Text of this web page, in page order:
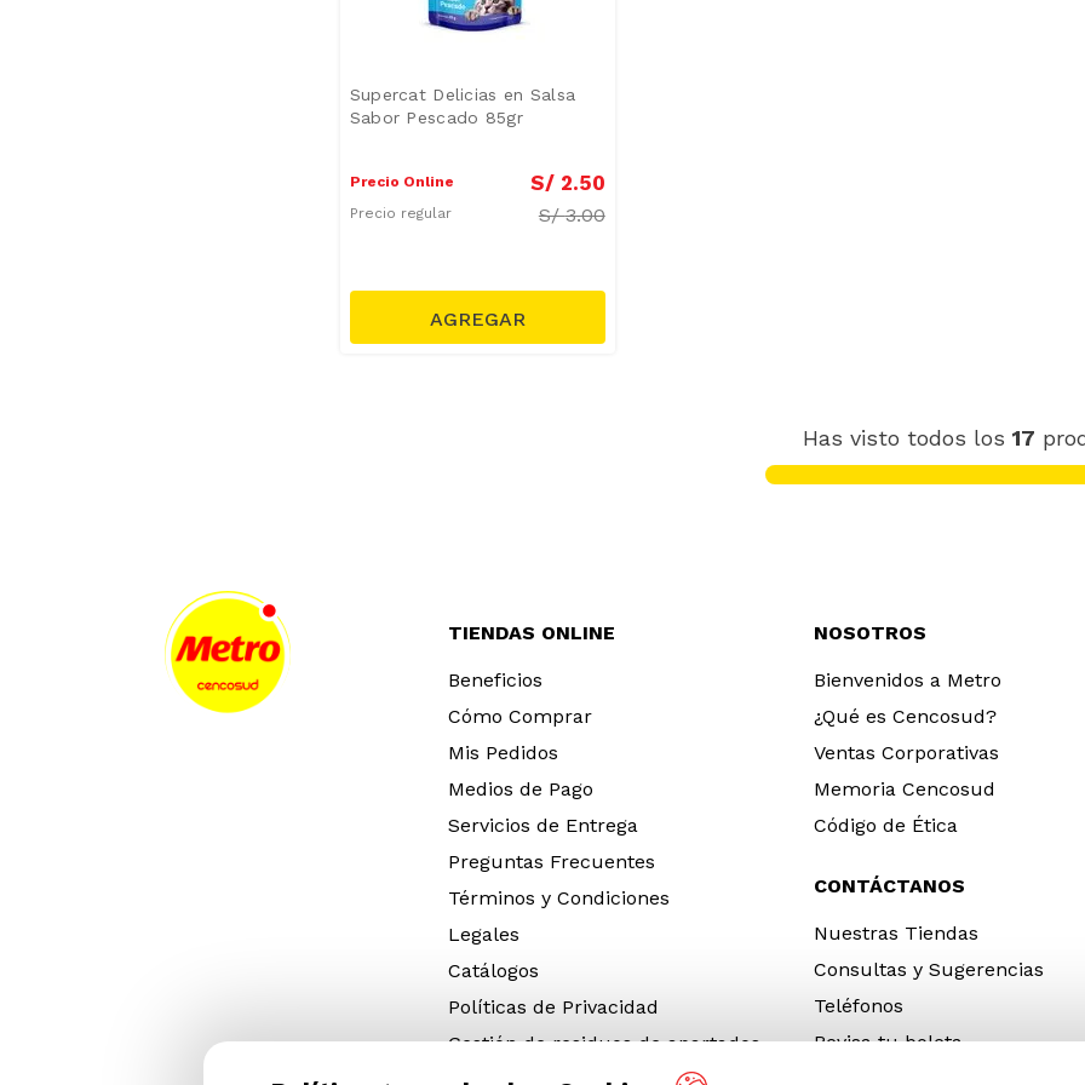
Supercat Delicias en Salsa
Sabor Pescado 85gr
Precio Online S/ 2.50
Precio regular S/3.00
Has visto todos los17
TIENDAS ONLINE
Beneficios
Cómo Comprar
Mis Pedidos
Medios de Pago
Servicios de Entrega
Preguntas Frecuentes
Términos y Condiciones
Legales
Catálogos
Políticas de Privacidad
Gestión de residuos de apartados
NOSOTROS
Bienvenidos a Metro
¿Qué es Cencosud?
Ventas Corporativas
Memoria Cencosud
Código de Ética
CONTÁCTANOS
Nuestras Tiendas
Consultas y Sugerencias
Teléfonos
Revisa tu boleta